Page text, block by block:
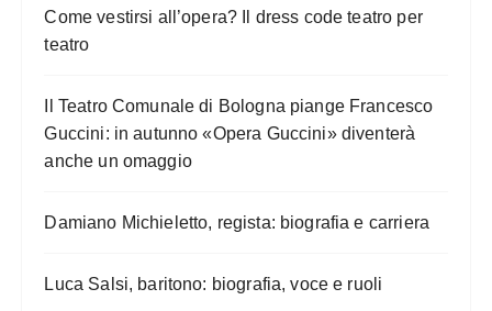
Come vestirsi all’opera? Il dress code teatro per
teatro
Il Teatro Comunale di Bologna piange Francesco
Guccini: in autunno «Opera Guccini» diventerà
anche un omaggio
Damiano Michieletto, regista: biografia e carriera
Luca Salsi, baritono: biografia, voce e ruoli